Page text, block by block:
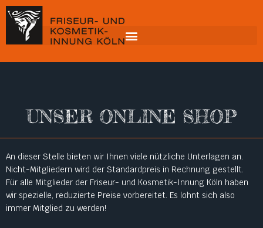
UNSER ONLINE SHOP
An dieser Stelle bieten wir Ihnen viele nützliche Unterlagen an.
Nicht-Mitgliedern wird der Standardpreis in Rechnung gestellt.
Für alle Mitglieder der Friseur- und Kosmetik-Innung Köln haben
wir spezielle, reduzierte Preise vorbereitet. Es lohnt sich also
immer Mitglied zu werden!